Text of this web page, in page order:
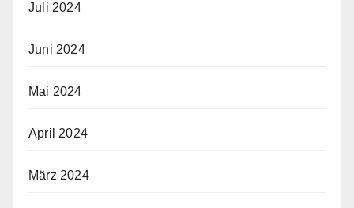
Juli 2024
Juni 2024
Mai 2024
April 2024
März 2024